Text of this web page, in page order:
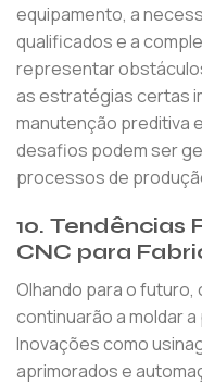
equipamento, a
qualificados e a
representar
as estratégias certas
manutenção preditiva
desafios podem ser
processos de
10. Tendências
CNC para
Olhando para o futuro,
continuarão a moldar
Inovações como
aprimorados e